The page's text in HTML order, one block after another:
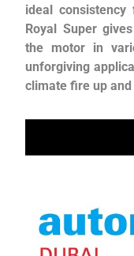
ideal
Royal Super
the motor in
unforgiving
climate fire up